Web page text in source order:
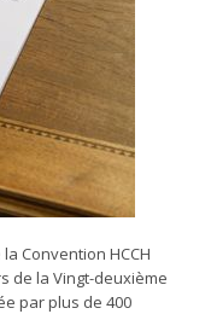
Convention HCCH
de la Vingt-deuxième
par plus de 400